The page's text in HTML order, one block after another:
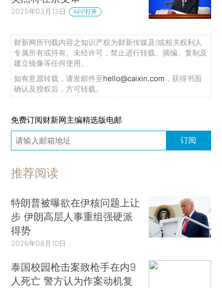
2025年03月13日 APP打开
财新网所刊载内容之知识产权为财新传媒及/或相关权利人
专属所有或持有。未经许可，禁止进行转载、摘编、复制及
建立镜像等任何使用。
如有意愿转载，请发邮件至hello@caixin.com ，获得书面
确认及授权后，方可转载。
免费订阅财新网主编精选版电邮
订阅
推荐阅读
特朗普被曝欲在伊核问题上让
步 伊朗高层人事重组强硬派
得势
2026年08月10日
泰国校园枪击案致枪手在内9
人死亡 警方认为作案动机复